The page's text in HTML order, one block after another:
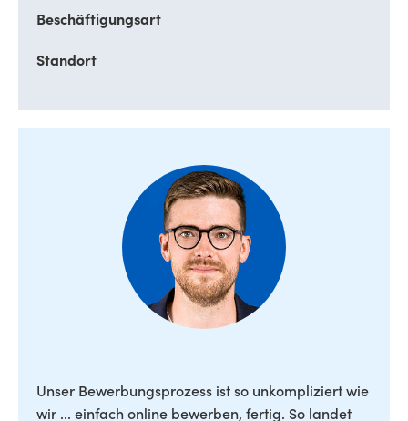
Beschäftigungsart
Standort
Unser Bewerbungsprozess ist so unkompliziert wie
wir ... einfach online bewerben, fertig. So landet